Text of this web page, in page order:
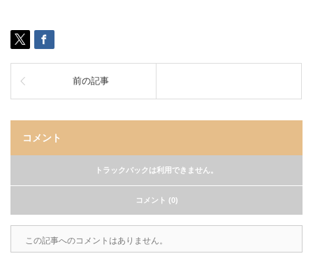
前の記事
コメント
トラックバックは利用できません。
コメント (0)
この記事へのコメントはありません。